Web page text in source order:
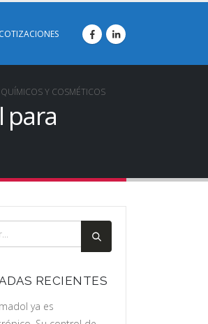
COTIZACIONES
Y COSMÉTICOS
para
RECIENTES
ya es